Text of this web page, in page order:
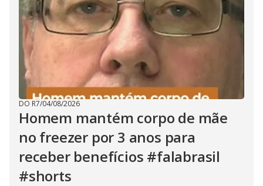
DO R7/04/08/2026
Homem mantém corpo de mãe
no freezer por 3 anos para
receber benefícios #falabrasil
#shorts